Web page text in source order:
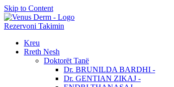
Skip to Content
Rezervoni Takimin
Kreu
Rreth Nesh
Doktorët Tanë
Dr. BRUNILDA BARDHI -
Dr. GENTIAN ZIKAJ -